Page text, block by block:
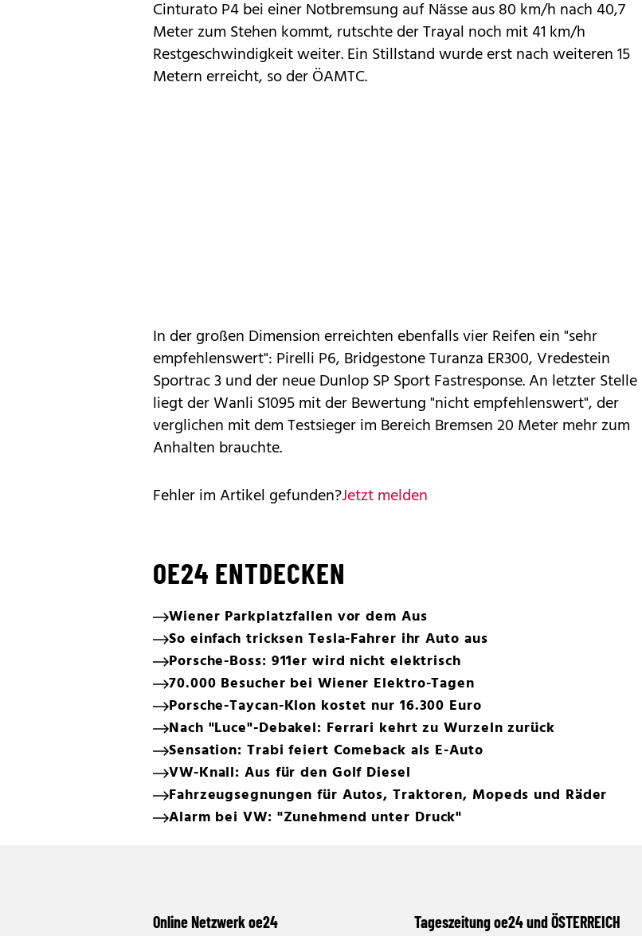
Cinturato P4 bei einer Notbremsung auf Nässe aus 80 km/h nach 40,7
Meter zum Stehen kommt, rutschte der Trayal noch mit 41 km/h
Restgeschwindigkeit weiter. Ein Stillstand wurde erst nach weiteren 15
Metern erreicht, so der ÖAMTC.
In der großen Dimension erreichten ebenfalls vier Reifen ein "sehr
empfehlenswert": Pirelli P6, Bridgestone Turanza ER300, Vredestein
Sportrac 3 und der neue Dunlop SP Sport Fastresponse. An letzter Stelle
liegt der Wanli S1095 mit der Bewertung "nicht empfehlenswert", der
verglichen mit dem Testsieger im Bereich Bremsen 20 Meter mehr zum
Anhalten brauchte.
Fehler im Artikel gefunden?Jetzt melden
OE24 ENTDECKEN
Wiener Parkplatzfallen vor dem Aus
So einfach tricksen Tesla-Fahrer ihr Auto aus
Porsche-Boss: 911er wird nicht elektrisch
70.000 Besucher bei Wiener Elektro-Tagen
Porsche-Taycan-Klon kostet nur 16.300 Euro
Nach "Luce"-Debakel: Ferrari kehrt zu Wurzeln zurück
Sensation: Trabi feiert Comeback als E-Auto
VW-Knall: Aus für den Golf Diesel
Fahrzeugsegnungen für Autos, Traktoren, Mopeds und Räder
Alarm bei VW: "Zunehmend unter Druck"
Online Netzwerk oe24 Tageszeitung oe24 und ÖSTERREICH